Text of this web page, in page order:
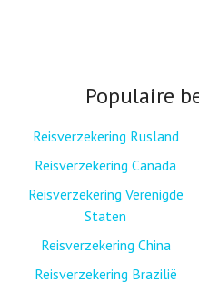
Populaire
Reisverzekering Rusland
Reisverzekering Canada
Reisverzekering Verenigde
Staten
Reisverzekering China
Reisverzekering Brazilië